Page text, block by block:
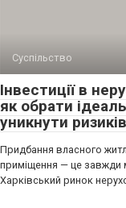
Суспільство
Інвестиції в
як обрати
уникнути ризиків
Придбання власного
приміщення — це завжди
Харківський ринок